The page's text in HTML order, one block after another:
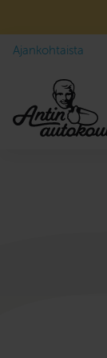
Ajankohtaista